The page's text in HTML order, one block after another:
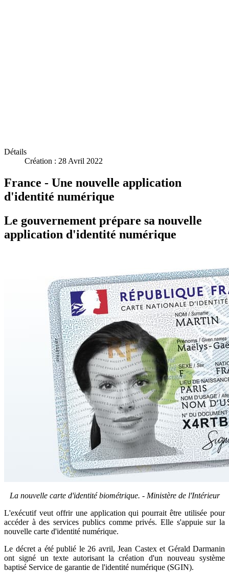
Détails
Création : 28 Avril 2022
France - Une nouvelle application
d'identité numérique
Le gouvernement prépare sa nouvelle
application d'identité numérique
La nouvelle carte d'identité biométrique. - Ministère de l'Intérieur
L'exécutif veut offrir une application qui pourrait être utilisée pour
accéder à des services publics comme privés. Elle s'appuie sur la
nouvelle carte d'identité numérique.
Le décret a été publié le 26 avril, Jean Castex et Gérald Darmanin
ont signé un texte autorisant la création d'un nouveau système
baptisé Service de garantie de l'identité numérique (SGIN).